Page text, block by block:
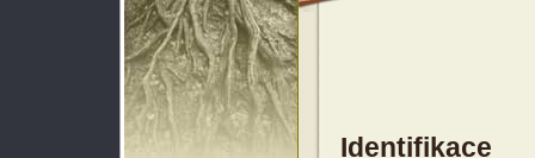
Identifikace